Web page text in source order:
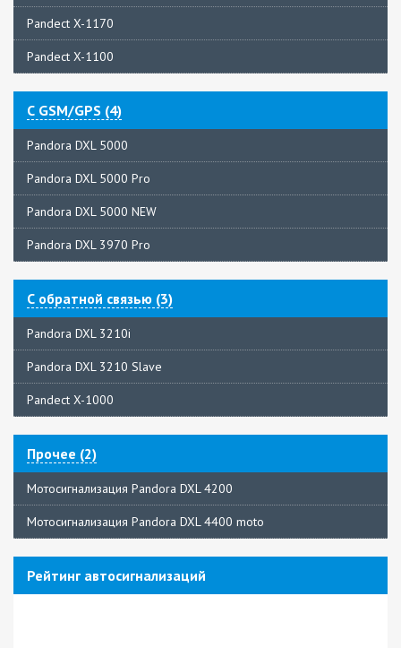
Pandect X-1170
Pandect X-1100
С GSM/GPS (4)
Pandora DXL 5000
Pandora DXL 5000 Pro
Pandora DXL 5000 NEW
Pandora DXL 3970 Pro
С обратной связью (3)
Pandora DXL 3210i
Pandora DXL 3210 Slave
Pandect X-1000
Прочее (2)
Мотосигнализация Pandora DXL 4200
Мотосигнализация Pandora DXL 4400 moto
Рейтинг автосигнализаций